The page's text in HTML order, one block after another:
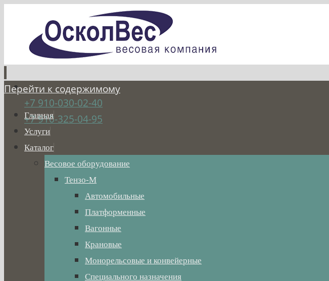
+7 910-030-02-40
+7 910-325-04-95
Перейти к содержимому
Главная
Услуги
Каталог
Весовое оборудование
Тензо-М
Автомобильные
Платформенные
Вагонные
Крановые
Монорельсовые и конвейерные
Специального назначения